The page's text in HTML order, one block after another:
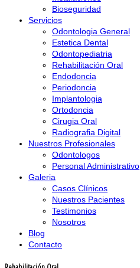
Bioseguridad
Servicios
Odontologia General
Estetica Dental
Odontopediatria
Rehabilitación Oral
Endodoncia
Periodoncia
Implantologia
Ortodoncia
Cirugia Oral
Radiografia Digital
Nuestros Profesionales
Odontologos
Personal Administrativo
Galeria
Casos Clínicos
Nuestros Pacientes
Testimonios
Nosotros
Blog
Contacto